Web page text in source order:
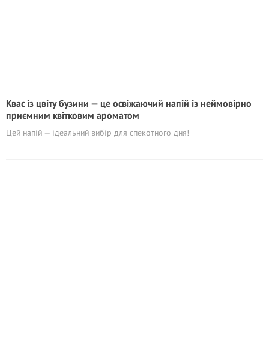
Квас із цвіту бузини — це освіжаючий напій із неймовірно
приємним квітковим ароматом
Цей напій — ідеальний вибір для спекотного дня!